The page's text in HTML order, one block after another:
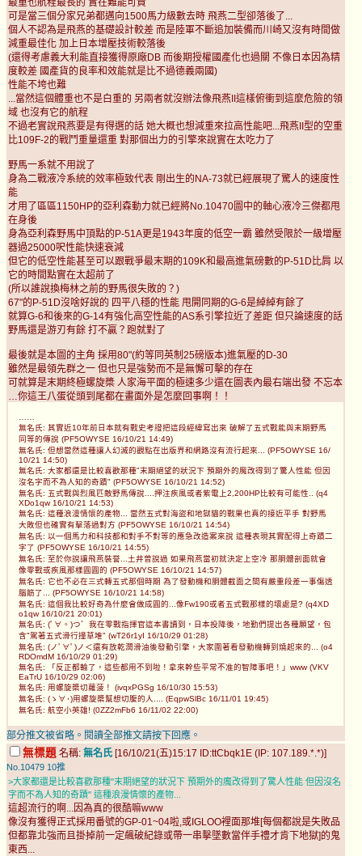
可是當三個分家兄弟都邁向1500馬力級數去時 飛燕二型卻落後了...
個人不認為是飛燕的基礎設計較差 而是陸軍不斷追加裝備而川崎又沒有時間做
減重最佳化 加上日本增壓技術較落後
(還得考慮義大利能直接獲得原廠DB 而後期授權國產化也過關 不像日本因為精
度較差 國產貨的良率和效能就是比不過德義兩國)
性能不垮也難
...當然這個體重也不是白重的 另兩者就沒辦法像飛燕II這樣俯衝到這麼危險的領
域 也沒有它的航程
不過老實說飛燕要是有得選的話 她大概也想減重來拉高性能吧...飛燕II型的空重
比109F-2的戰鬥重量還重 對那個出力的引擎來說實在太吃力了
野馬一系就不用說了
身為二戰液冷系統的效率極致代表 剛出生的NA-73就已經展現了驚人的速度性
能
才用了區區1150HP的亞利森動力就已經將No.10470圖中的軸心液冷三傑都甩
在身後
身為亞利森野馬中頂點的P-51A更是1943年度的低空一霸 雖然受限於一級增壓
器過25000呎性能快速衰減
但它的低空性能甚至可以跟戰爭最末期的109K和最高進氣磅數的P-51D比肩 以
它的時間點實在太超前了
(所以誰說換梅林之前的野馬很失敗的？)
67"的P-51D沒啥好說的 四平八穩的性能 甩開同期的G-6是綽綽有餘了
就算G-6和後來的G-14有強化高空性能的AS系引擎拉近了差距 但只論速度的話
野馬還是游刃有餘 打不贏？跑就對了
最後就是本圖的主角 採用80"(約等同英制25磅版本)進氣壓的D-30
雖然是最領先群之一 但也只是強勢而不是無懈可擊的存在
可就算是末期終極螺旋槳 人家海平面的極速多少還在圖表內最右端出發 不忘本
…你這王八蛋從頭到尾都在畫面外是怎麼回事啊！！
無名氏: 其實近10年前日本就有戰史考證把這段經緯寫出來 破解了五式戰能與末期野馬
同等的傳說 (PF5OWYSE 16/10/21 14:49)
無名氏: 但想當然這種讓人幻滅的觀點在出版界和網路沒有流行起來... (PF5OWYSE 16/
10/21 14:50)
無名氏: 大家都還是比較喜歡那種"末期絕望的狀況下 預期外的魔改得到了驚人性能 但因
沒名字而不為人知的奇蹟" (PF5OWYSE 16/10/21 14:52)
無名氏: 五式戰與烈風匹敵野馬傳說....押注疾風或者紫電上2,200HP比較有可能性.. (q4
XDo1qw 16/10/21 14:53)
無名氏: 這種浪漫情懷的產物... 當然五式對海盜和地獄貓的戰果也真的接近平手 對野馬
大敗但也確實有擊落過對方 (PF5OWYSE 16/10/21 14:54)
無名氏: 以一個馬力和科技都和對手不對等的應急改造案來說 這種表現其實配得上奇蹟二
字了 (PF5OWYSE 16/10/21 14:55)
無名氏: 至於你說讓飛燕裝誉...土井曾說過 如果飛燕當初就決定上空冷 那胴體剖面就會
像零戰或疾風那樣圓圓的 (PF5OWYSE 16/10/21 14:57)
無名氏: 它也不必在三式轉五式那個時期 為了發動機和胴體截面之間有嚴重段差一事傷透
腦筋了... (PF5OWYSE 16/10/21 14:58)
無名氏: 這個我比較好奇為什麼會做成圓的...像Fw190或者五式戰那樣的壞處是? (q4XD
o1qw 16/10/21 20:01)
無名氏: (ﾟ∀。)つ゛我在零戰指揮官這本書讀到，日本投降後，地勤們提出各種願望，包
含"駕著五式滑行撞草堆" (wT26r1yI 16/10/29 01:28)
無名氏: (ノﾟ∀ﾟ)ノ＜還有放乾潤滑油後發動引擎，大家圍著看發動機轉到燒起來的... (o4
RDOmdM 16/10/29 01:29)
無名氏: 「反正都輸了，這些都用不到啦！拿來幹些平常不准的智障事吧！」www (VKV
EaTrU 16/10/29 02:06)
無名氏: 用螺旋槳切蘿菠！ (ivqxPGSg 16/10/30 15:53)
無名氏: (ゝ∀･)用螺旋槳幫想切腹的人.... (EqpwSlBc 16/11/01 19:45)
無名氏: 航空小英雄! (0ZZ2mFb6 16/11/02 22:00)
部分推文被省略。閱讀全部推文請按下回應。
無標題 名稱: 無名氏 [16/10/21(五)15:17 ID:ttCbqk1E (IP: 107.189.*.*)]
No.10479 10推
>大家都還是比較喜歡那種"末期絕望的狀況下 預期外的魔改得到了驚人性能 但因沒名
字而不為人知的奇蹟" 這種浪漫情懷的產物...
這超流行的啊...因為真的很酷嘛www
像沒有獲得正式採用番號的GP-01~04啦,或IGLOO裡面那堆[每個都說是失敗品
但都靠北強而且掛掉前一定飆破紀錄或帶一串擊墜數當伴手禮才肯下地獄]的鬼
東西...